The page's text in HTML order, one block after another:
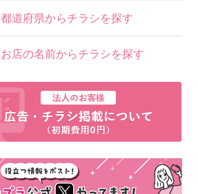
都道府県からチラシを探す
お店の名前からチラシを探す